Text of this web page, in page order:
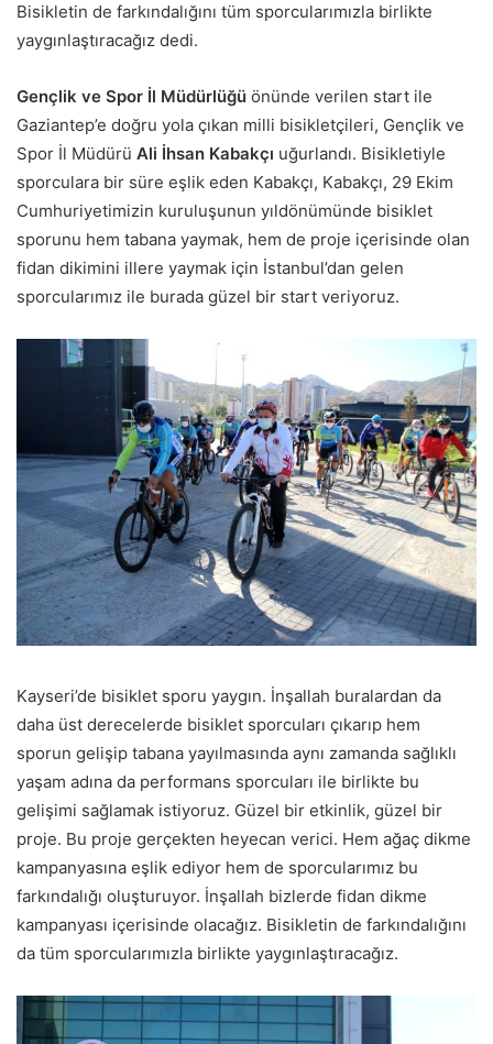
Bisikletin de farkındalığını tüm sporcularımızla birlikte
yaygınlaştıracağız dedi.
Gençlik ve Spor İl Müdürlüğü önünde verilen start ile
Gaziantep’e doğru yola çıkan milli bisikletçileri, Gençlik ve
Spor İl Müdürü Ali İhsan Kabakçı uğurlandı. Bisikletiyle
sporculara bir süre eşlik eden Kabakçı, Kabakçı, 29 Ekim
Cumhuriyetimizin kuruluşunun yıldönümünde bisiklet
sporunu hem tabana yaymak, hem de proje içerisinde olan
fidan dikimini illere yaymak için İstanbul’dan gelen
sporcularımız ile burada güzel bir start veriyoruz.
Kayseri’de bisiklet sporu yaygın. İnşallah buralardan da
daha üst derecelerde bisiklet sporcuları çıkarıp hem
sporun gelişip tabana yayılmasında aynı zamanda sağlıklı
yaşam adına da performans sporcuları ile birlikte bu
gelişimi sağlamak istiyoruz. Güzel bir etkinlik, güzel bir
proje. Bu proje gerçekten heyecan verici. Hem ağaç dikme
kampanyasına eşlik ediyor hem de sporcularımız bu
farkındalığı oluşturuyor. İnşallah bizlerde fidan dikme
kampanyası içerisinde olacağız. Bisikletin de farkındalığını
da tüm sporcularımızla birlikte yaygınlaştıracağız.